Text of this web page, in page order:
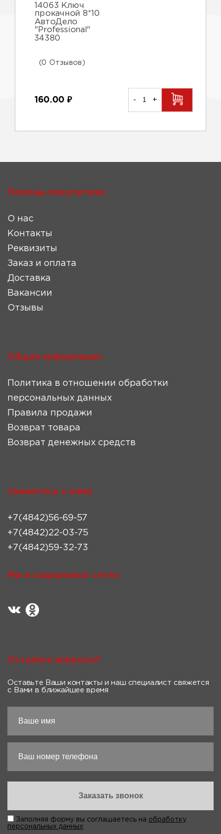
14063 Ключ
прокачной 8*10
АвтоДело
"Professional"
34380
(0 Отзывов)
160.00 ₽ - +
Помощь покупателю
О нас
Контакты
Реквизиты
Заказ и оплата
Доставка
Вакансии
Отзывы
Общая информация
Политика в отношении обработки
персональных данных
Правила продажи
Возврат товара
Возврат денежных средств
Свяжитесь с нами
+7(4842)56-69-57
+7(4842)22-03-75
+7(4842)59-32-73
Мы в социальных сетях:
Остались вопросы?
Оставьте Ваши контакты и наш специалист свяжется
с Вами в ближайшее время
Заполняя форму вы соглашаетесь на обработку
персональных данных